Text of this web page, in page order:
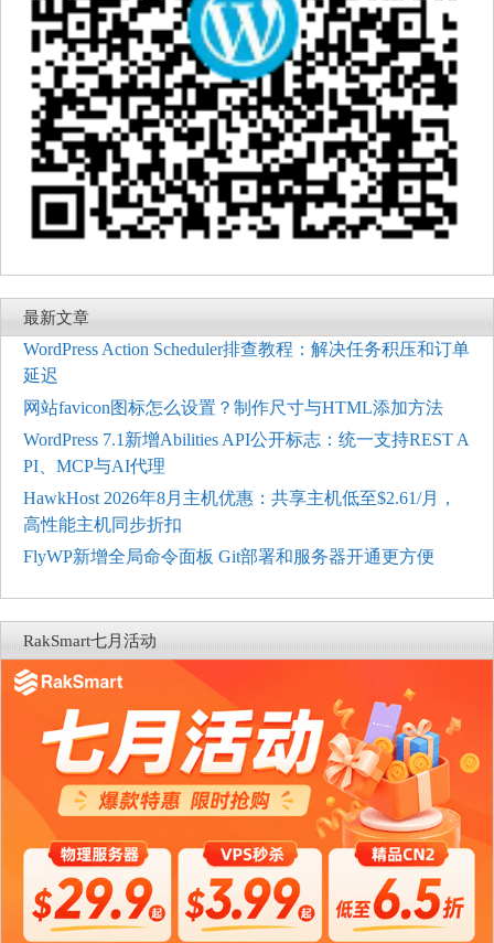
最新文章
WordPress Action Scheduler排查教程：解决任务积压和订单
延迟
网站favicon图标怎么设置？制作尺寸与HTML添加方法
WordPress 7.1新增Abilities API公开标志：统一支持REST A
PI、MCP与AI代理
HawkHost 2026年8月主机优惠：共享主机低至$2.61/月，
高性能主机同步折扣
FlyWP新增全局命令面板 Git部署和服务器开通更方便
RakSmart七月活动